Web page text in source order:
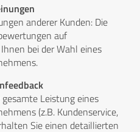
anderer Kunden: Die
auf
bei der Wahl eines
Leistung eines
(z.B. Kundenservice,
Sie einen detaillierten